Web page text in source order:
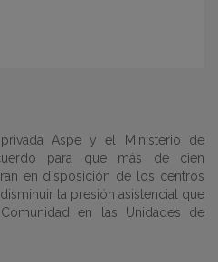
Aspe y el Ministerio de
para que más de cien
en disposición de los centros
la presión asistencial que
en las Unidades de